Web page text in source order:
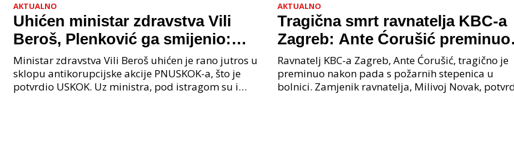
AKTUALNO
Uhićen ministar zdravstva Vili
Beroš, Plenković ga smijenio:
Istraga USKOK-a zbog korupcije
Ministar zdravstva Vili Beroš uhićen je rano jutros u
sklopu antikorupcijske akcije PNUSKOK-a, što je
potvrdio USKOK. Uz ministra, pod istragom su i
AKTUALNO
Tragična smrt ravnatelja KBC-a
Zagreb: Ante Ćorušić preminuo
nakon pada u bolnici, policija na
mjestu događaja
Ravnatelj KBC-a Zagreb, Ante Ćorušić, tragično je
preminuo nakon pada s požarnih stepenica u
bolnici. Zamjenik ravnatelja, Milivoj Novak,